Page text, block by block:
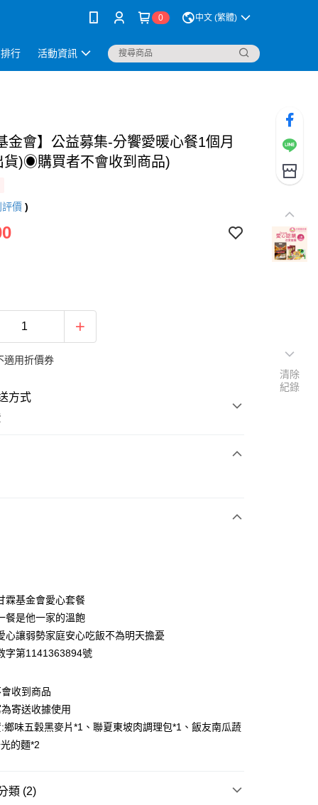
0 中文 (繁體)
行 活動資訊
金會】公益募集-分饗愛暖心餐1個月
貨)◉購買者不會收到商品)
評價 )
用折價券
方式
溫商品
霖基金會愛心套餐
餐是他一家的溫飽
讓弱勢家庭安心吃飯不為明天擔憂
字第1141363894號
收到商品
寄送收據使用
味五穀黑麥片*1、聯夏東坡肉調理包*1、飯友南瓜蔬
的麵*2
類 (2)
清除
紀錄